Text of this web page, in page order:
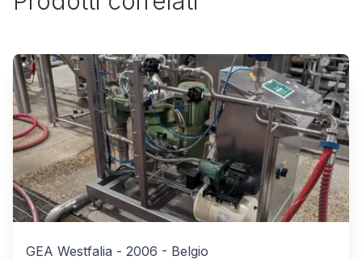
GEA Westfalia - 2006 - Belgio